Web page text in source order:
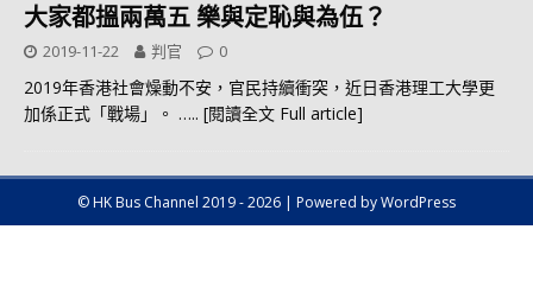
大家都搵兩萬五 樂與定恥與為伍？
2019-11-22 判官 0
2019年香港社會燥動不安，官民持續衝突，近日香港理工大學更
加係正式「戰場」。 ….. [閱讀全文 Full article]
© HK Bus Channel 2019 - 2026 | Powered by WordPress